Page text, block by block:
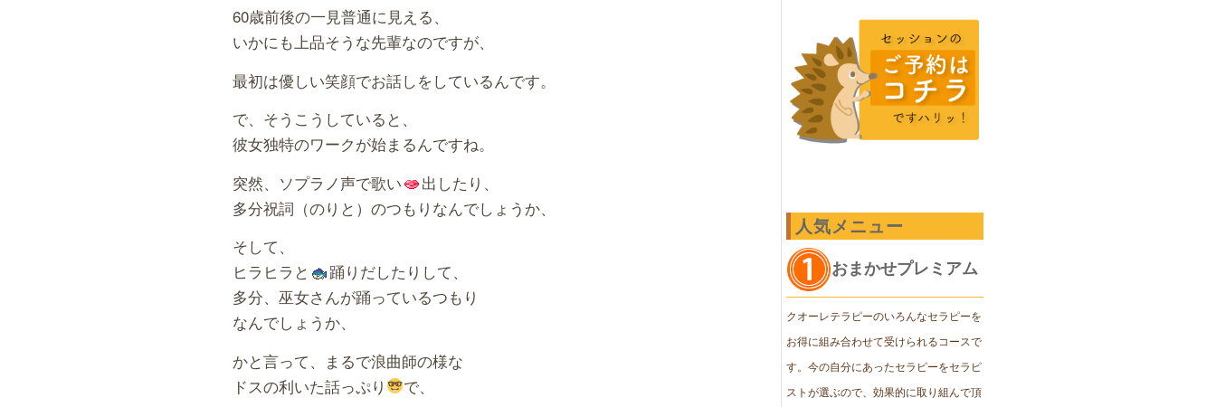
60歳前後の一見普通に見える、
いかにも上品そうな先輩なのですが、
最初は優しい笑顔でお話しをしているんです。
で、そうこうしていると、
彼女独特のワークが始まるんですね。
突然、ソプラノ声で歌い
出したり、
多分祝詞（のりと）のつもりなんでしょうか、
そして、
ヒラヒラと
踊りだしたりして、
多分、巫女さんが踊っているつもり
なんでしょうか、
かと言って、まるで浪曲師の様な
ドスの利いた話っぷり
で、
人気メニュー
おまかせプレミアム
クオーレテラピーのいろんなセラピーを
お得に組み合わせて受けられるコースで
す。今の自分にあったセラピーをセラピ
ストが選ぶので、効果的に取り組んで頂